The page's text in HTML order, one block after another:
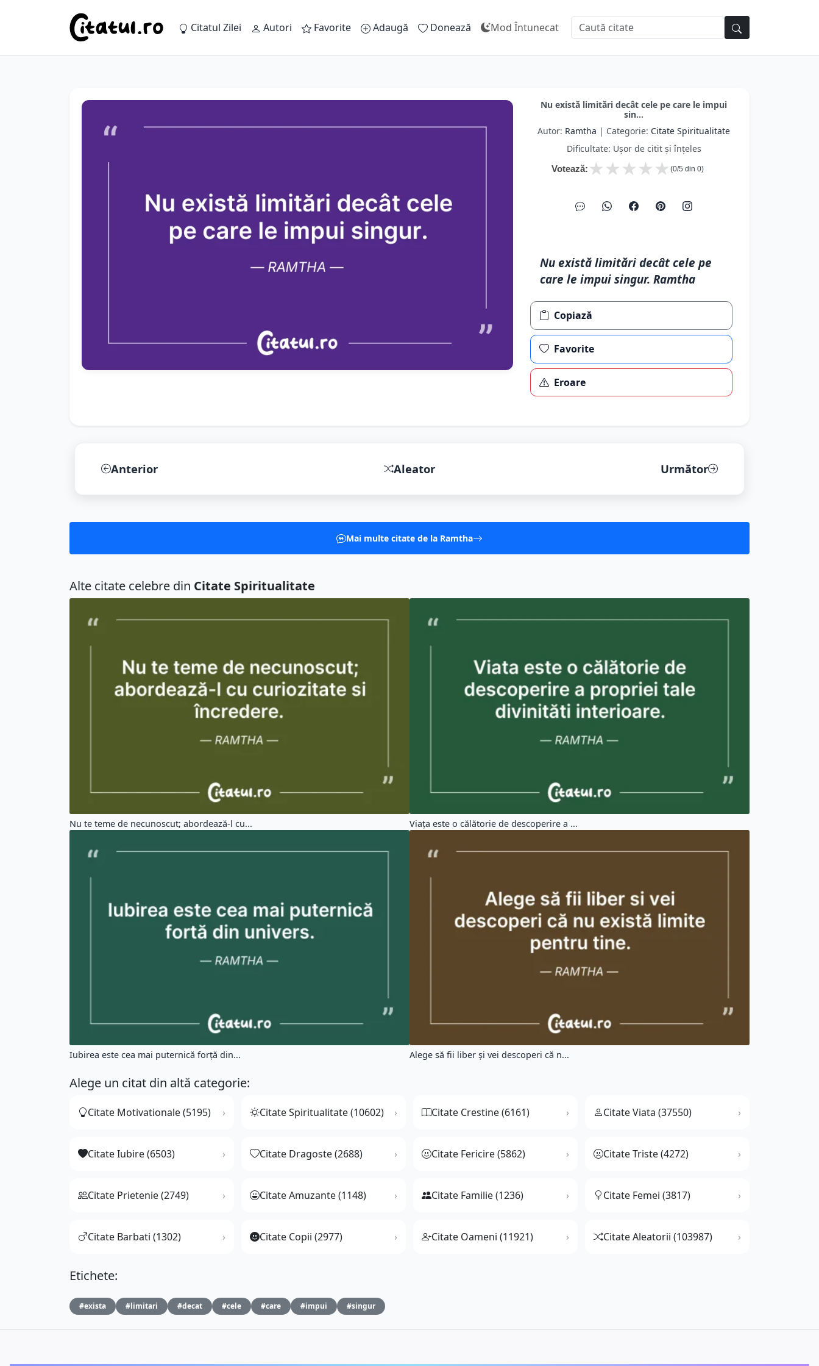
Citatul Zilei Autori Favorite Adaugă Donează Mod Întunecat
Nu există limitări decât cele pe care le impui
sin...
Autor: Ramtha | Categorie: Citate Spiritualitate
Dificultate: Ușor de citit și înțeles
Votează: ★
★
★
★
★ (0/5 din 0)
Nu există limitări decât cele pe
care le impui singur. Ramtha
Copiază
Favorite
Eroare
Anterior Aleator Următor
Mai multe citate de la Ramtha
Alte citate celebre din Citate Spiritualitate
Nu te teme de necunoscut; abordează-l cu... Viața este o călătorie de descoperire a ...
Iubirea este cea mai puternică forță din... Alege să fii liber și vei descoperi că n...
Alege un citat din altă categorie:
Citate Motivationale (5195) Citate Spiritualitate (10602) Citate Crestine (6161) Citate Viata (37550)
Citate Iubire (6503) Citate Dragoste (2688) Citate Fericire (5862) Citate Triste (4272)
Citate Prietenie (2749) Citate Amuzante (1148) Citate Familie (1236) Citate Femei (3817)
Citate Barbati (1302) Citate Copii (2977) Citate Oameni (11921) Citate Aleatorii (103987)
Etichete:
#exista #limitari #decat #cele #care #impui #singur